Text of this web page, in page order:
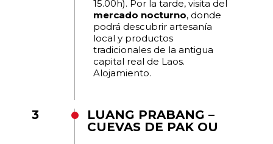
15.00h). Por la tarde, visita del
mercado nocturno, donde
podrá descubrir artesanía
local y productos
tradicionales de la antigua
capital real de Laos.
Alojamiento.
3
LUANG PRABANG –
CUEVAS DE PAK OU